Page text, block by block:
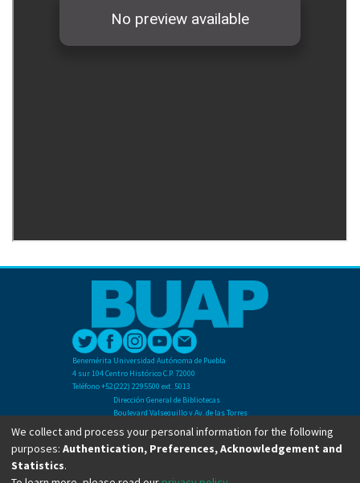
Benemérita Universidad Autónoma de Puebla
4 sur 104 Centro Histórico C.P. 72000
Teléfono +52(222) 2295500 ext. 5013
Dirección General de Bibliotecas
Boulevard Valsequillo y Av. de las Torres
Ciudad Universitaria. Col. San Manuel
C.P. 72570
Teléfono +52 (222) 2295500 Ext 2901
We collect and process your personal information for the following
purposes: Authentication, Preferences, Acknowledgement and
Statistics.